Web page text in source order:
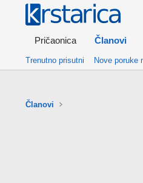
Pričaonica Članovi
Trenutno prisutni Nove poruke
Članovi